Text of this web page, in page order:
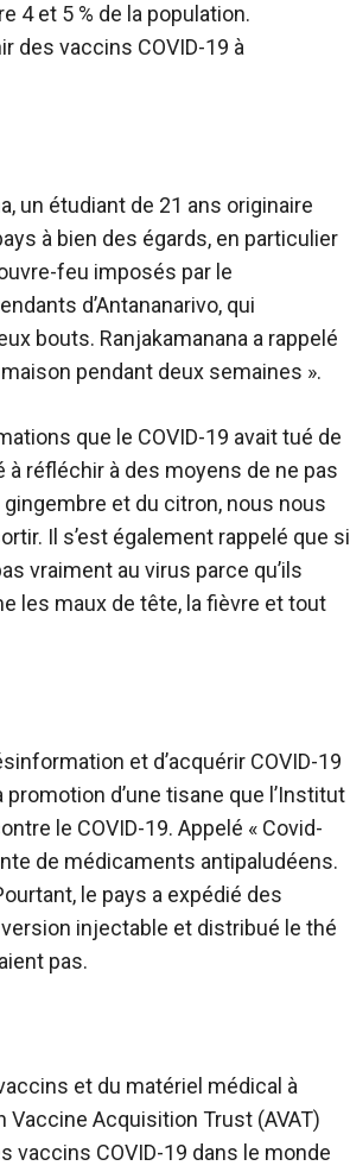
4 et 5 % de la population.
des vaccins COVID-19 à
un étudiant de 21 ans originaire
à bien des égards, en particulier
feu imposés par le
d’Antananarivo, qui
bouts. Ranjakamanana a rappelé
pendant deux semaines ».
que le COVID-19 avait tué de
réfléchir à des moyens de ne pas
gingembre et du citron, nous nous
Il s’est également rappelé que si
vraiment au virus parce qu’ils
les maux de tête, la fièvre et tout
et d’acquérir COVID-19
d’une tisane que l’Institut
le COVID-19. Appelé « Covid-
de médicaments antipaludéens.
le pays a expédié des
injectable et distribué le thé
pas.
et du matériel médical à
Vaccine Acquisition Trust (AVAT)
vaccins COVID-19 dans le monde